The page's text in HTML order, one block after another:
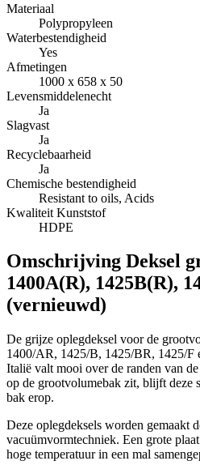
Materiaal
Polypropyleen
Waterbestendigheid
Yes
Afmetingen
1000 x 658 x 50
Levensmiddelenecht
Ja
Slagvast
Ja
Recyclebaarheid
Ja
Chemische bestendigheid
Resistant to oils, Acids
Kwaliteit Kunststof
HDPE
Omschrijving Deksel
1400A(R), 1425B(R),
(vernieuwd)
De grijze oplegdeksel voor de
1400/AR, 1425/B, 1425/BR, 1425/F
Italië valt mooi over de randen van
op de grootvolumebak zit, blijft deze
bak erop.
Deze oplegdeksels worden gemaakt
vacuümvormtechniek. Een grote
hoge temperatuur in een mal